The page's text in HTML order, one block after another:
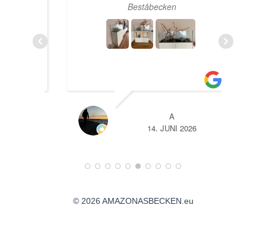
Beståbecken
14. JUNI 2026
© 2026 AMAZONASBECKEN.eu